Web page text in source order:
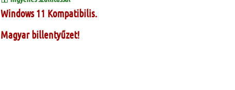
150
Windows 11 Kompatibilis.
Magyar billentyűzet!